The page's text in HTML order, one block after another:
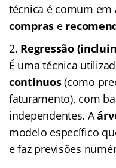
técnica é comum em
compras e
Regressão
É uma técnica
contínuos(como
faturamento), com
independentes. A
modelo específico
e faz previsões